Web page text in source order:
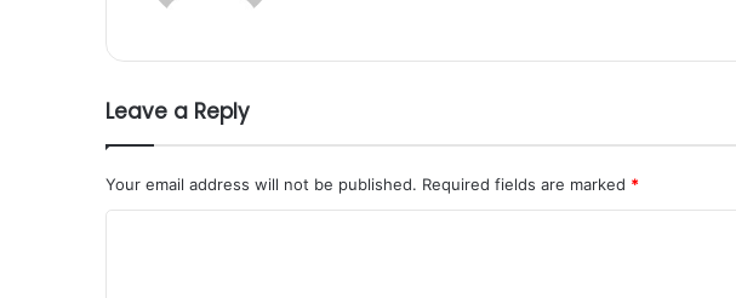
Leave a Reply
Your email address will not be published. Required fields are marked *